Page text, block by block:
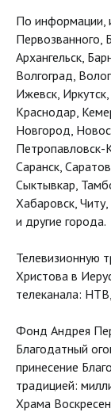
По информации,
Первозванного,
Архангельск,
Волгоград,
Ижевск,
Краснодар,
Новгород,
Петропавловск-
Саранск,
Сыктывкар,
Хабаровск, Читу,
и другие города.
Телевизионную
Христова в
телеканала:
Фонд Андрея
Благодатный
принесение
традицией:
Храма